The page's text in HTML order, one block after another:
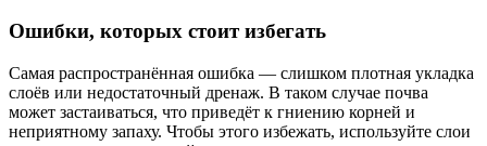
Ошибки, которых стоит избегать
Самая распространённая ошибка — слишком плотная укладка
слоёв или недостаточный дренаж. В таком случае почва
может застаиваться, что приведёт к гниению корней и
неприятному запаху. Чтобы этого избежать, используйте слои